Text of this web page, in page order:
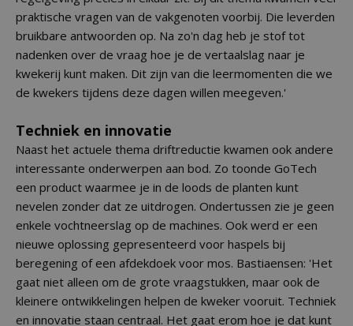
praktische vragen van de vakgenoten voorbij. Die leverden
bruikbare antwoorden op. Na zo'n dag heb je stof tot
nadenken over de vraag hoe je de vertaalslag naar je
kwekerij kunt maken. Dit zijn van die leermomenten die we
de kwekers tijdens deze dagen willen meegeven.'
Techniek en innovatie
Naast het actuele thema driftreductie kwamen ook andere
interessante onderwerpen aan bod. Zo toonde GoTech
een product waarmee je in de loods de planten kunt
nevelen zonder dat ze uitdrogen. Ondertussen zie je geen
enkele vochtneerslag op de machines. Ook werd er een
nieuwe oplossing gepresenteerd voor haspels bij
beregening of een afdekdoek voor mos. Bastiaensen: 'Het
gaat niet alleen om de grote vraagstukken, maar ook de
kleinere ontwikkelingen helpen de kweker vooruit. Techniek
en innovatie staan centraal. Het gaat erom hoe je dat kunt